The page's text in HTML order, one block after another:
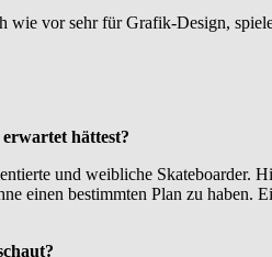
vor sehr für Grafik-Design,
hättest?
und weibliche Skateboarder.
einen bestimmten Plan zu